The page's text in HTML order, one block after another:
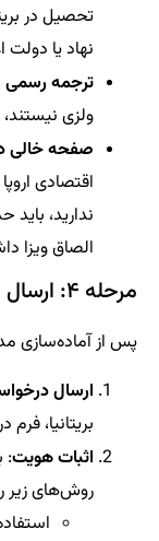
تحصیل در
نهاد یا دولت
ترجمه رسمی
ولزی
صفحه خالی
اقتصادی
ندارید،
الصاق ویزا
مرحله ۴: ارسال درخواست ویزا
پس از آماده‌سازی
ارسال
بریتانیا،
اثبات هویت:
روش‌های زیر